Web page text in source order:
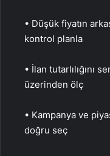
• Düşük fiyatın
kontrol planla
• İlan tutarlılığını
üzerinden ölç
• Kampanya ve
doğru seç